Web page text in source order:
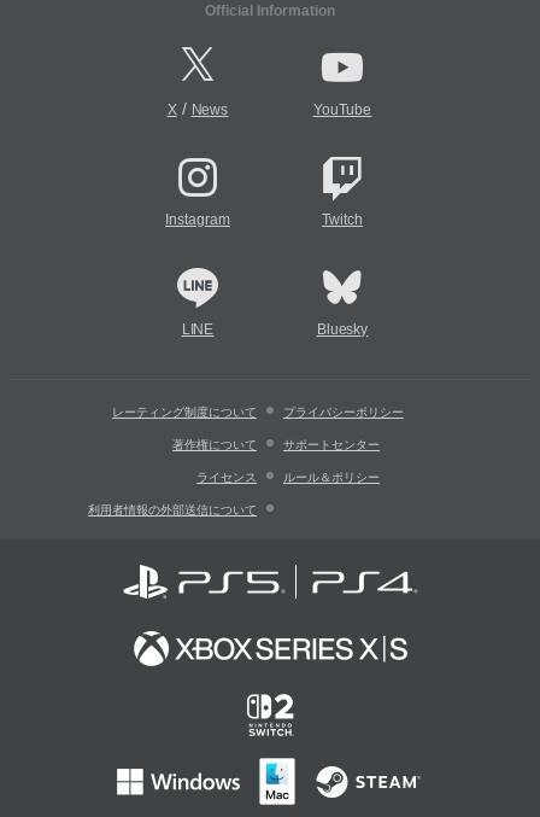
Official Information
X/ News YouTube
Instagram Twitch
LINE Bluesky
レーティング制度について プライバシーポリシー
著作権について サポートセンター
ライセンス ルール＆ポリシー
利用者情報の外部送信について